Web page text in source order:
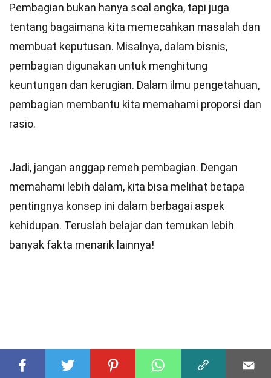
Pembagian bukan hanya soal angka, tapi juga
tentang bagaimana kita memecahkan masalah dan
membuat keputusan. Misalnya, dalam bisnis,
pembagian digunakan untuk menghitung
keuntungan dan kerugian. Dalam ilmu pengetahuan,
pembagian membantu kita memahami proporsi dan
rasio.
Jadi, jangan anggap remeh pembagian. Dengan
memahami lebih dalam, kita bisa melihat betapa
pentingnya konsep ini dalam berbagai aspek
kehidupan. Teruslah belajar dan temukan lebih
banyak fakta menarik lainnya!